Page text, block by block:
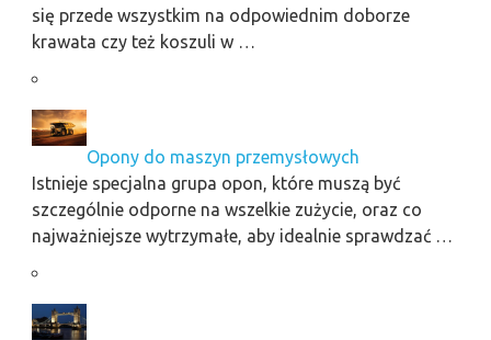
się przede wszystkim na odpowiednim doborze
krawata czy też koszuli w …
Opony do maszyn przemysłowych
Istnieje specjalna grupa opon, które muszą być
szczególnie odporne na wszelkie zużycie, oraz co
najważniejsze wytrzymałe, aby idealnie sprawdzać …